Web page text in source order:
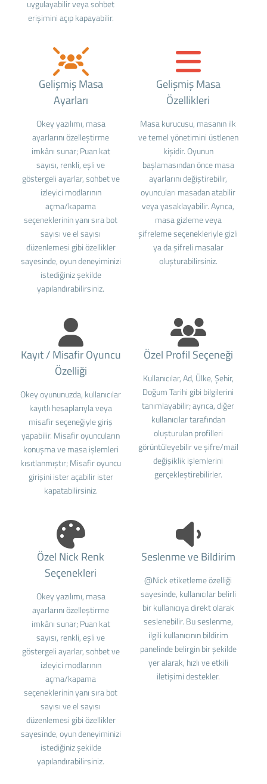
uygulayabilir veya sohbet
erişimini açıp kapayabilir.
Gelişmiş Masa
Ayarları
Okey yazılımı, masa
ayarlarını özelleştirme
imkânı sunar; Puan kat
sayısı, renkli, eşli ve
göstergeli ayarlar, sohbet ve
izleyici modlarının
açma/kapama
seçeneklerinin yanı sıra bot
sayısı ve el sayısı
düzenlemesi gibi özellikler
sayesinde, oyun deneyiminizi
istediğiniz şekilde
yapılandırabilirsiniz.
Gelişmiş Masa
Özellikleri
Masa kurucusu, masanın ilk
ve temel yönetimini üstlenen
kişidir. Oyunun
başlamasından önce masa
ayarlarını değiştirebilir,
oyuncuları masadan atabilir
veya yasaklayabilir. Ayrıca,
masa gizleme veya
şifreleme seçenekleriyle gizli
ya da şifreli masalar
oluşturabilirsiniz.
Kayıt / Misafir Oyuncu
Özelliği
Okey oyununuzda, kullanıcılar
kayıtlı hesaplarıyla veya
misafir seçeneğiyle giriş
yapabilir. Misafir oyuncuların
konuşma ve masa işlemleri
kısıtlanmıştır; Misafir oyuncu
girişini ister açabilir ister
kapatabilirsiniz.
Özel Profil Seçeneği
Kullanıcılar, Ad, Ülke, Şehir,
Doğum Tarihi gibi bilgilerini
tanımlayabilir; ayrıca, diğer
kullanıcılar tarafından
oluşturulan profilleri
görüntüleyebilir ve şifre/mail
değişiklik işlemlerini
gerçekleştirebilirler.
Özel Nick Renk
Seçenekleri
Okey yazılımı, masa
ayarlarını özelleştirme
imkânı sunar; Puan kat
sayısı, renkli, eşli ve
göstergeli ayarlar, sohbet ve
izleyici modlarının
açma/kapama
seçeneklerinin yanı sıra bot
sayısı ve el sayısı
düzenlemesi gibi özellikler
sayesinde, oyun deneyiminizi
istediğiniz şekilde
yapılandırabilirsiniz.
Seslenme ve Bildirim
@Nick etiketleme özelliği
sayesinde, kullanıcılar belirli
bir kullanıcıya direkt olarak
seslenebilir. Bu seslenme,
ilgili kullanıcının bildirim
panelinde belirgin bir şekilde
yer alarak, hızlı ve etkili
iletişimi destekler.